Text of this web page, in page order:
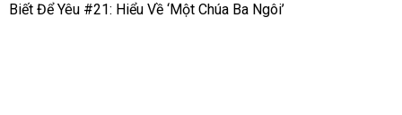
Biết Để Yêu #21: Hiểu Về ‘Một Chúa Ba Ngôi’